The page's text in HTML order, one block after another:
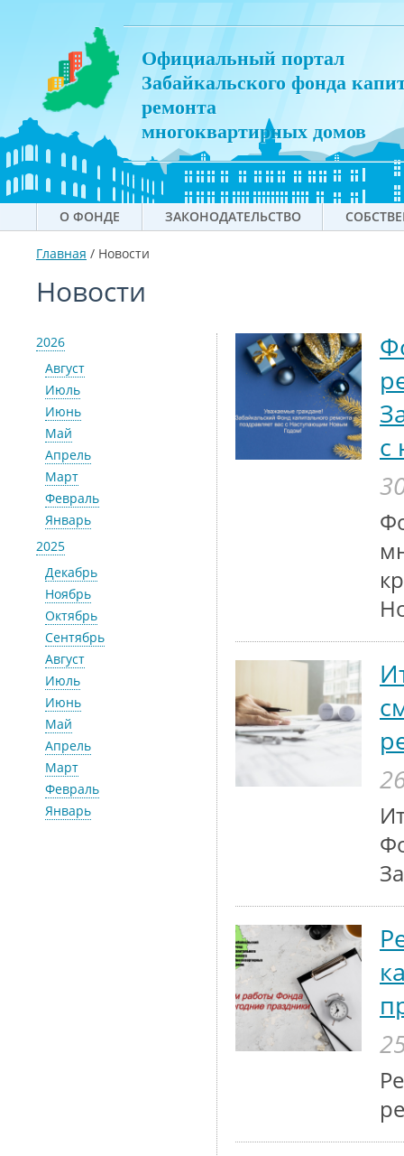
Официальный портал
Забайкальского фонда
ремонта
многоквартирных домов
О ФОНДЕ ЗАКОНОДАТЕЛЬСТВО
Главная / Новости
Новости
2026
Август
Июль
Июнь
Май
Апрель
Март
Февраль
Январь
2025
Декабрь
Ноябрь
Октябрь
Сентябрь
Август
Июль
Июнь
Май
Апрель
Март
Февраль
Январь
с